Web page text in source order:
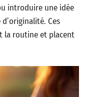
introduire une idée
Ces
la routine et placent